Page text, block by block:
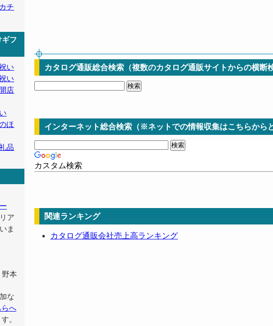
カタログ通販総合検索（複数のカタログ通販サイトからの横断
インターネット総合検索（※ネットでの情報収集はこちらから
カスタム検索
関連ランキング
カタログ通販会社売上高ランキング
チ
ギフ
い
い
店
ほ
品
ア
ま
野本
な
らへ
。